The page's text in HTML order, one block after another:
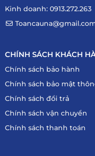
Kinh doanh: 0913.272.263
CHÍNH SÁCH KHÁCH
Chính sách bảo hành
Chính sách bảo mật
Chính sách đổi trả
Chính sách vận chuyển
Chính sách thanh toán